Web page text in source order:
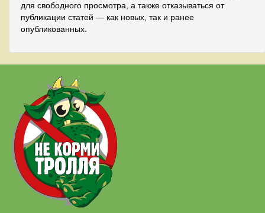
для свободного просмотра, а также отказываться от
публикации статей — как новых, так и ранее
опубликованных.